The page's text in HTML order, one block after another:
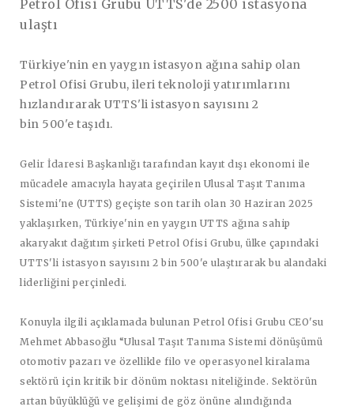
Petrol Ofisi Grubu UTTS'de 2500 istasyona
ulaştı
Türkiye'nin en yaygın istasyon ağına sahip olan
Petrol Ofisi Grubu, ileri teknoloji yatırımlarını
hızlandırarak UTTS'li istasyon sayısını 2
bin 500'e taşıdı.
Gelir İdaresi Başkanlığı tarafından kayıt dışı ekonomi ile
mücadele amacıyla hayata geçirilen Ulusal Taşıt Tanıma
Sistemi'ne (UTTS) geçişte son tarih olan 30 Haziran 2025
yaklaşırken, Türkiye'nin en yaygın UTTS ağına sahip
akaryakıt dağıtım şirketi Petrol Ofisi Grubu, ülke çapındaki
UTTS'li istasyon sayısını 2 bin 500'e ulaştırarak bu alandaki
liderliğini perçinledi.
Konuyla ilgili açıklamada bulunan Petrol Ofisi Grubu CEO'su
Mehmet Abbasoğlu “Ulusal Taşıt Tanıma Sistemi dönüşümü
otomotiv pazarı ve özellikle filo ve operasyonel kiralama
sektörü için kritik bir dönüm noktası niteliğinde. Sektörün
artan büyüklüğü ve gelişimi de göz önüne alındığında